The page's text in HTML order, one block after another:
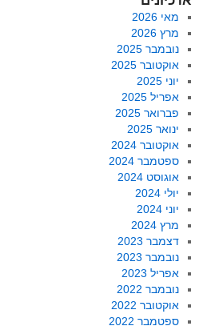
מאי 2026
מרץ 2026
נובמבר 2025
אוקטובר 2025
יוני 2025
אפריל 2025
פברואר 2025
ינואר 2025
אוקטובר 2024
ספטמבר 2024
אוגוסט 2024
יולי 2024
יוני 2024
מרץ 2024
דצמבר 2023
נובמבר 2023
אפריל 2023
נובמבר 2022
אוקטובר 2022
ספטמבר 2022